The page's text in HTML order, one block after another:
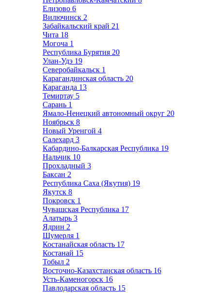
Елизово 6
Вилючинск 2
Забайкальский край 21
Чита 18
Могоча 1
Республика Бурятия 20
Улан-Удэ 19
Северобайкальск 1
Карагандинская область 20
Караганда 13
Темиртау 5
Сарань 1
Ямало-Ненецкий автономный округ 20
Ноябрьск 8
Новый Уренгой 4
Салехард 3
Кабардино-Балкарская Республика 19
Нальчик 10
Прохладный 3
Баксан 2
Республика Саха (Якутия) 19
Якутск 8
Покровск 1
Чувашская Республика 17
Алатырь 3
Ядрин 2
Шумерля 1
Костанайская область 17
Костанай 15
Тобыл 2
Восточно-Казахстанская область 16
Усть-Каменогорск 16
Павлодарская область 15